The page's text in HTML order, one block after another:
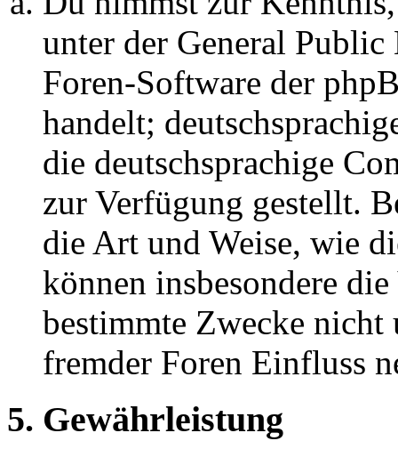
unter der General
Foren-Software der
handelt;
die deutschsprachige
zur Verfügung gestellt.
die Art und Weise, wie
können insbesondere
bestimmte Zwecke nicht
fremder Foren Einfluss
5. Gewährleistung